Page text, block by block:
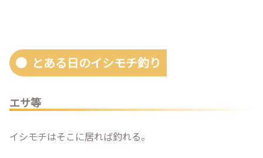
とある日のイシモチ釣り
エサ等
イシモチはそこに居れば釣れる。